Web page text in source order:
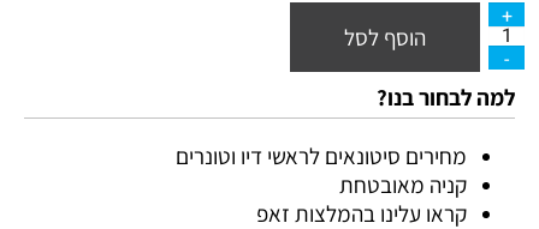
הוסף לסל
למה לבחור בנו?
מחירים סיטונאים לראשי דיו וטונרים
קניה מאובטחת
קראו עלינו בהמלצות זאפ